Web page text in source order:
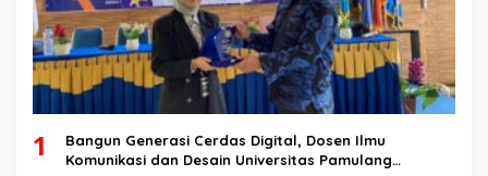
1
Bangun Generasi Cerdas Digital, Dosen Ilmu
Komunikasi dan Desain Universitas Pamulang